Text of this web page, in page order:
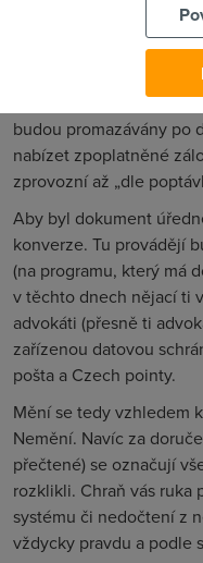
Pokud si říkáte, že
pravdu. Vámi vytištěný
vytištěného papíru.
podpis. Datové
budou promazávány po
nabízet zpoplatněné
zprovozní až „dle
Aby byl dokument
konverze. Tu provádějí
(na programu, který má
v těchto dnech nějací ti
advokáti (přesně ti
zařízenou datovou
pošta a Czech pointy.
Mění se tedy vzhledem
Nemění. Navíc za
přečtené) se označují
rozklikli. Chraň vás ruka
systému či nedočtení z
vždycky pravdu a podle